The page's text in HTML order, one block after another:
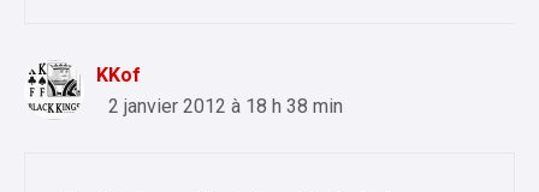
KKof
2 janvier 2012 à 18 h 38 min